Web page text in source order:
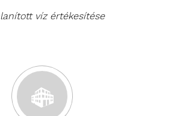
víz értékesítése